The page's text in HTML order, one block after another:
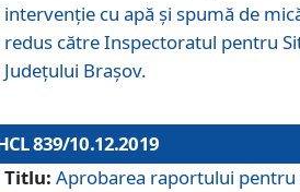
intervenție cu apă și spumă de
redus către Inspectoratul pentru
Judeţului Brașov.
839/10.12.2019
Titlu: Aprobarea raportului